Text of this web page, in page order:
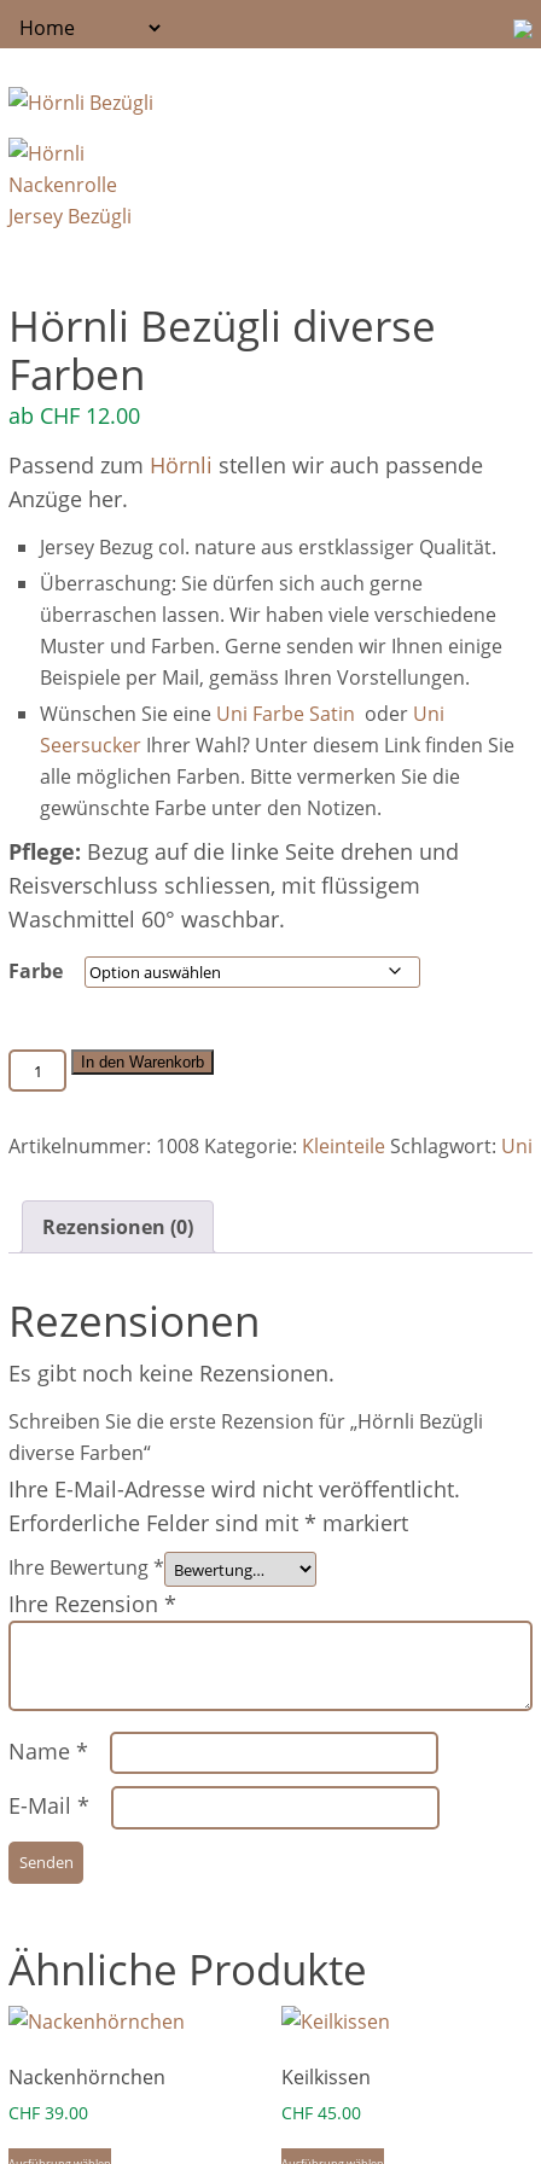
Hörnli Bezügli diverse
Farben
ab CHF 12.00
Passend zum Hörnli stellen wir auch passende
Anzüge her.
Jersey Bezug col. nature aus erstklassiger Qualität.
Überraschung: Sie dürfen sich auch gerne
überraschen lassen. Wir haben viele verschiedene
Muster und Farben. Gerne senden wir Ihnen einige
Beispiele per Mail, gemäss Ihren Vorstellungen.
Wünschen Sie eine Uni Farbe Satin oder Uni
SeersuckerIhrer Wahl? Unter diesem Link finden Sie
alle möglichen Farben. Bitte vermerken Sie die
gewünschte Farbe unter den Notizen.
Pflege: Bezug auf die linke Seite drehen und
Reisverschluss schliessen, mit flüssigem
Waschmittel 60° waschbar.
Farbe
Hörnli
Bezügli
Farben
In den Warenkorb
Artikelnummer: 1008 Kategorie: Kleinteile Schlagwort: Uni
Rezensionen (0)
Rezensionen
Es gibt noch keine Rezensionen.
Schreiben Sie die erste Rezension für „Hörnli Bezügli
diverse Farben“
Ihre E-Mail-Adresse wird nicht veröffentlicht.
Erforderliche Felder sind mit * markiert
Ihre Bewertung*
Ihre Rezension *
Name *
E-Mail *
Ähnliche Produkte
Nackenhörnchen
CHF 39.00
Dieses
Keilkissen
CHF45.00
Dieses